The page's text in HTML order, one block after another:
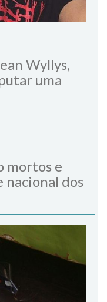
Wyllys,
uma
mortos e
dos